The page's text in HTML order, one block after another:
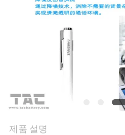
하
제품 설명